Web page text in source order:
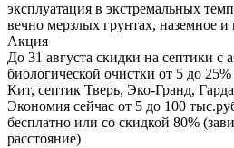
эксплуатация в экстремальных
вечно мерзлых грунтах, наземное
Акция
До 31 августа скидки на септики с
биологической очистки от 5 до
Кит, септик Тверь, Эко-Гранд,
Экономия сейчас от 5 до 100
бесплатно или со скидкой 80%
расстояние)